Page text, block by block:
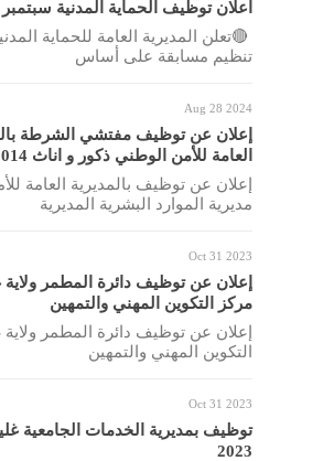
اعلان توظيف الحماية المدنية سبتمبر 2025
🔴تعلن المديرية العامة للحماية
تنظيم مسابقة على أساس
Aug 28 2024
إعلان عن توظيف مفتشي الشرطة
العامة للأمن الوطني ذكور و اناث 2014
إعلان عن توظيف بالمديرية العامة
مديرية الموارد البشرية المديرية
Oct 31 2023
إعلان عن توظيف دائرة المطمر ولاية
مركز التكوين المهني والتمهين
إعلان عن توظيف دائرة المطمر ولاية
التكوين المهني والتمهين
Oct 31 2023
توظيف بمديرية الخدمات الجامعية
2023